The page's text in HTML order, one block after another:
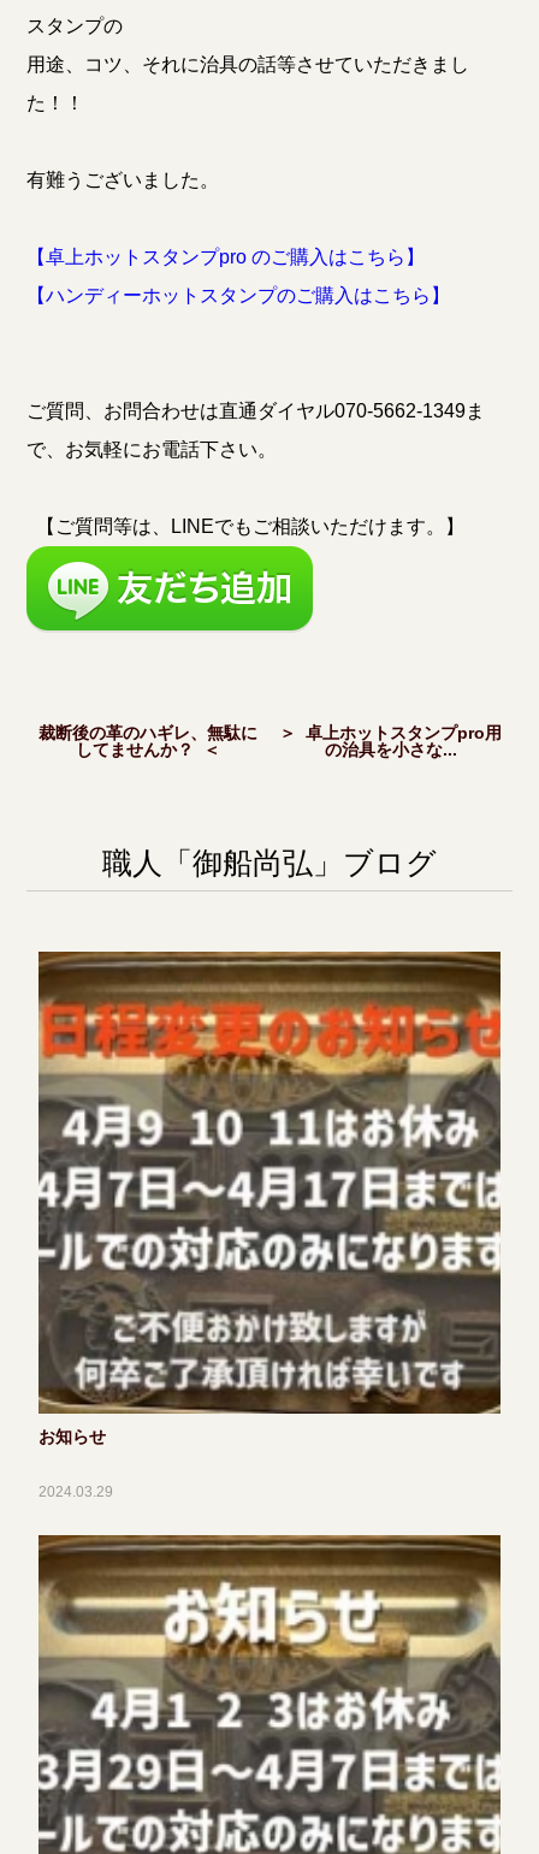
スタンプの
用途、コツ、それに治具の話等させていただきまし
た！！
有難うございました。
【卓上ホットスタンプpro のご購入はこちら】
【ハンディーホットスタンプのご購入はこちら】
ご質問、お問合わせは直通ダイヤル070-5662-1349ま
で、お気軽にお電話下さい。
【ご質問等は、LINEでもご相談いただけます。】
裁断後の革のハギレ、無駄に
してませんか？ ＜
＞ 卓上ホットスタンプpro用
の治具を小さな...
職人「御船尚弘」ブログ
お知らせ
2024.03.29